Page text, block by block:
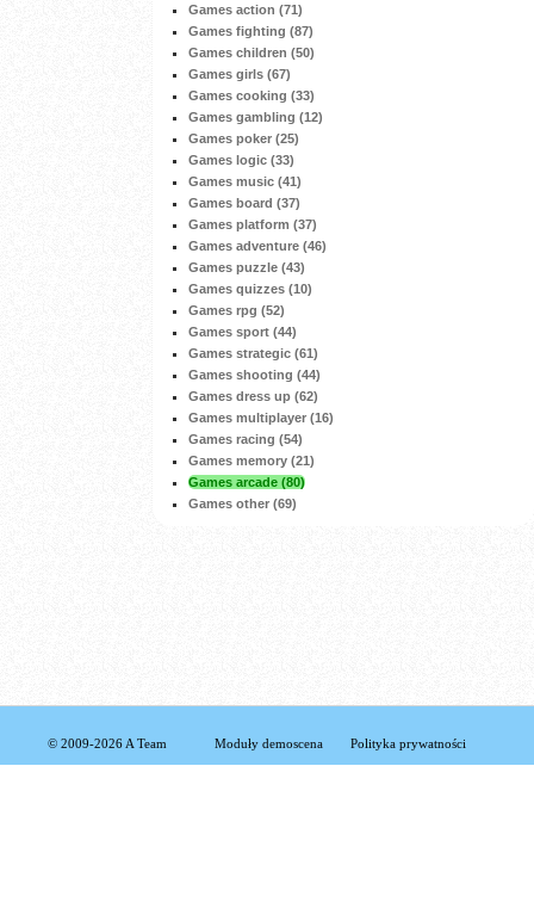
Games action (71)
Games fighting (87)
Games children (50)
Games girls (67)
Games cooking (33)
Games gambling (12)
Games poker (25)
Games logic (33)
Games music (41)
Games board (37)
Games platform (37)
Games adventure (46)
Games puzzle (43)
Games quizzes (10)
Games rpg (52)
Games sport (44)
Games strategic (61)
Games shooting (44)
Games dress up (62)
Games multiplayer (16)
Games racing (54)
Games memory (21)
Games arcade (80)
Games other (69)
© 2009-2026 A Team Moduły demoscena Polityka prywatności